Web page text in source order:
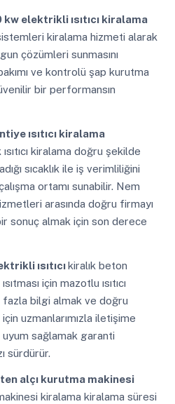
kw elektrikli ısıtıcı kiralama
kiralama hizmeti alarak
çözümleri sunmasını
ve kontrolü şap kurutma
bir performansın
ısıtıcı kiralama
kiralama doğru şekilde
sıcaklık ile iş verimliliğini
ortamı sunabilir. Nem
arasında doğru firmayı
sonuç almak için son derece
ısıtıcıkiralık beton
için mazotlu ısıtıcı
fazla bilgi almak ve doğru
uzmanlarımızla iletişime
sağlamak garanti
sürdürür.
alçı kurutma makinesi
kiralama kiralama süresi